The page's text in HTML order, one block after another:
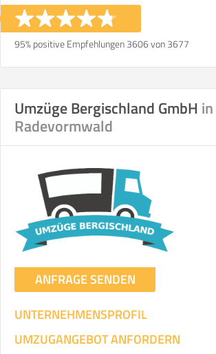
95% positive Empfehlungen 3606 von 3677
Umzüge Bergischland GmbH in
Radevormwald
ANFRAGE SENDEN
UNTERNEHMENSPROFIL
UMZUGANGEBOT ANFORDERN